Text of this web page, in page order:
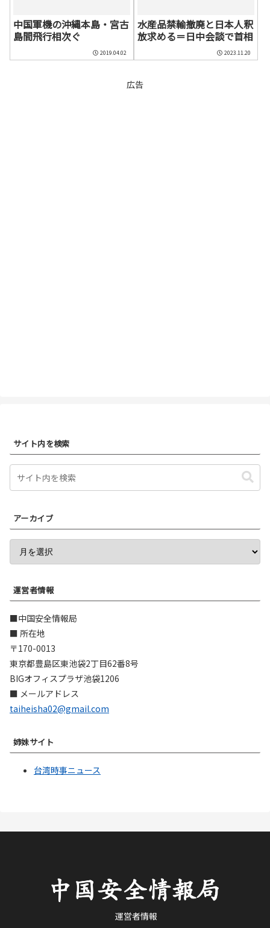
中国軍機の沖縄本島・宮古
島間飛行相次ぐ
2019.04.02
水産品禁輸撤廃と日本人釈
放求める＝日中会談で首相
2023.11.20
広告
サイト内を検索
アーカイブ
運営者情報
■中国安全情報局
■ 所在地
〒170-0013
東京都豊島区東池袋2丁目62番8号
BIGオフィスプラザ池袋1206
■ メールアドレス
taiheisha02@gmail.com
姉妹サイト
台湾時事ニュース
運営者情報